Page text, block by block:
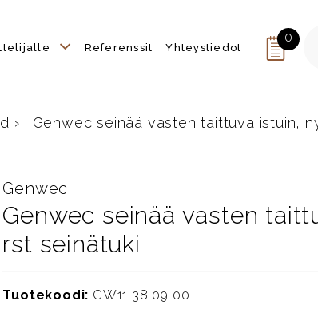
Referenssit Yhteystiedot
0
› Genwec seinää vasten taittuva istuin,
Genwec
Genwec seinää vasten
rst seinätuki
Tuotekoodi: GW11 38 09 00